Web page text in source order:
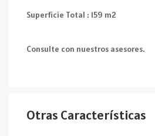
Superficie Total : 159 m2
Consulte con nuestros asesores.
Otras Características